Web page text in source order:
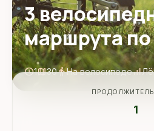
3
маршрута
schedule1map30directions_walkНа велосипедеsignal_cellular_alt
1